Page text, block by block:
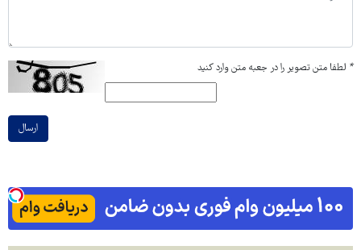
* لطفا متن تصویر را در جعبه متن وارد کنید
ارسال